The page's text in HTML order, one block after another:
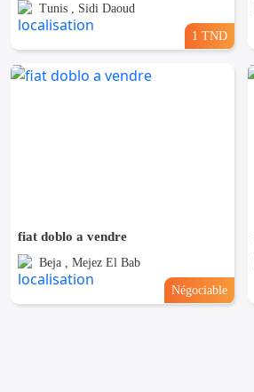
Tunis , Sidi Daoud
1 TND
fiat doblo a vendre
Beja , Mejez El Bab
Négociable